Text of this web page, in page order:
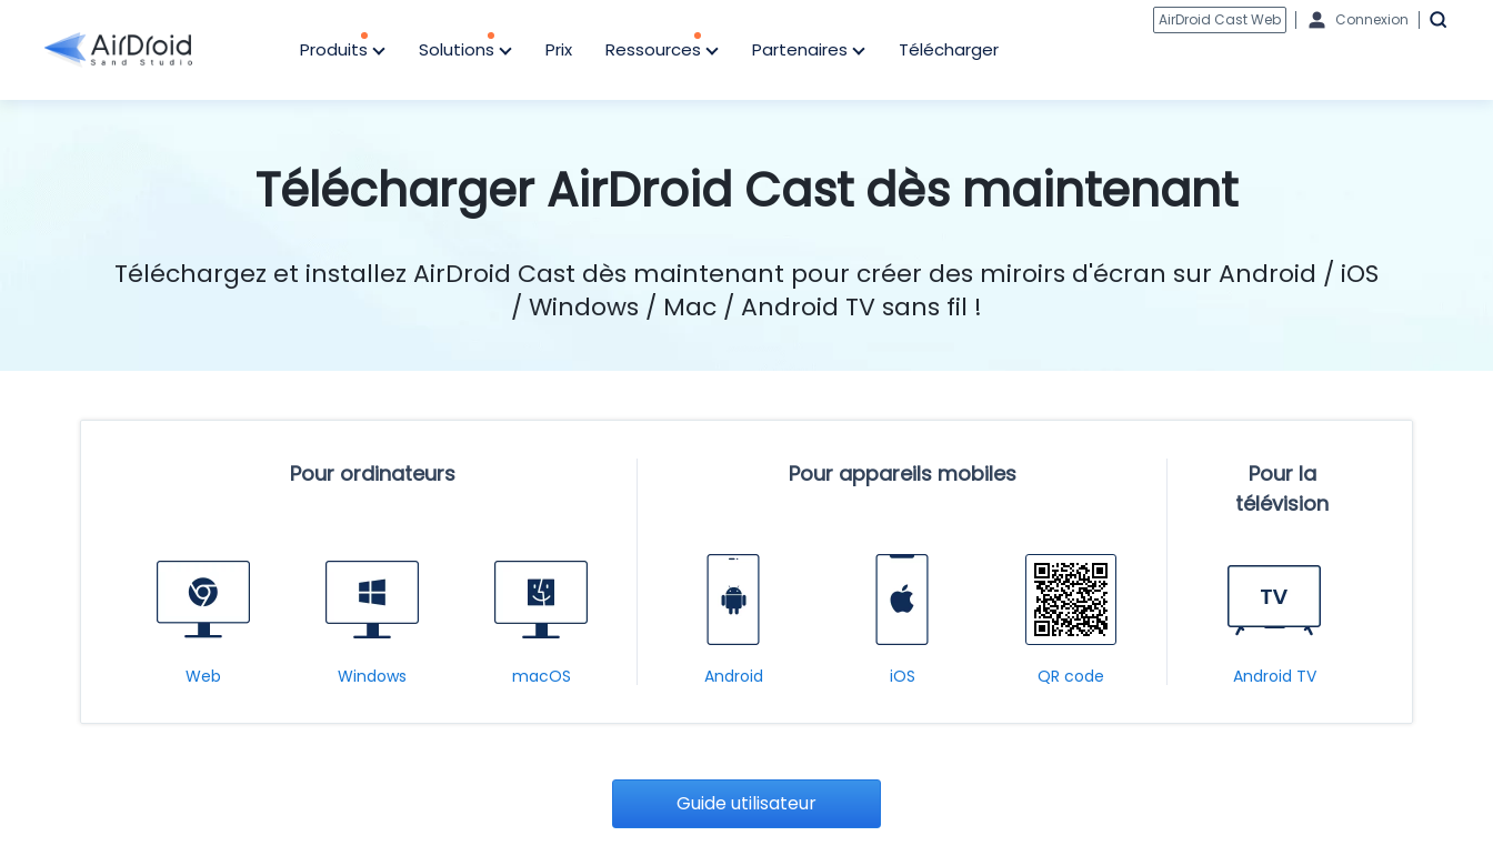
Produits Solutions Prix Ressources Partenaires Télécharger
AirDroid Cast Web Connexion
Télécharger AirDroid Cast dès maintenant
Téléchargez et installez AirDroid Cast dès maintenant pour créer des miroirs d'écran sur Android / iOS
/ Windows / Mac / Android TV sans fil !
Pour ordinateurs
Web Windows macOS
Pour appareils mobiles
Android iOS QR code
Pour la
télévision
Android TV
Guide utilisateur